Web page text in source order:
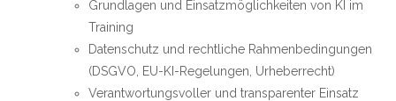
Grundlagen und Einsatzmöglichkeiten von KI im
Training
Datenschutz und rechtliche Rahmenbedingungen
(DSGVO, EU-KI-Regelungen, Urheberrecht)
Verantwortungsvoller und transparenter Einsatz